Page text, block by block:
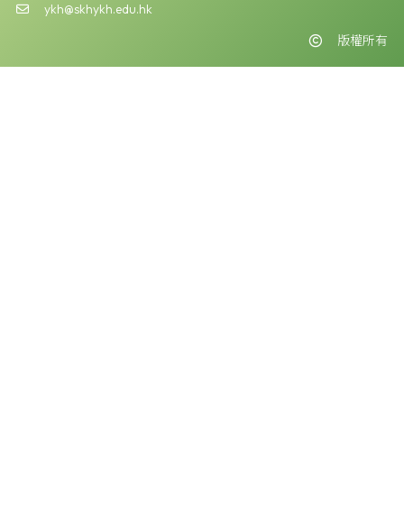
ykh@skhykh.edu.hk
版權所有